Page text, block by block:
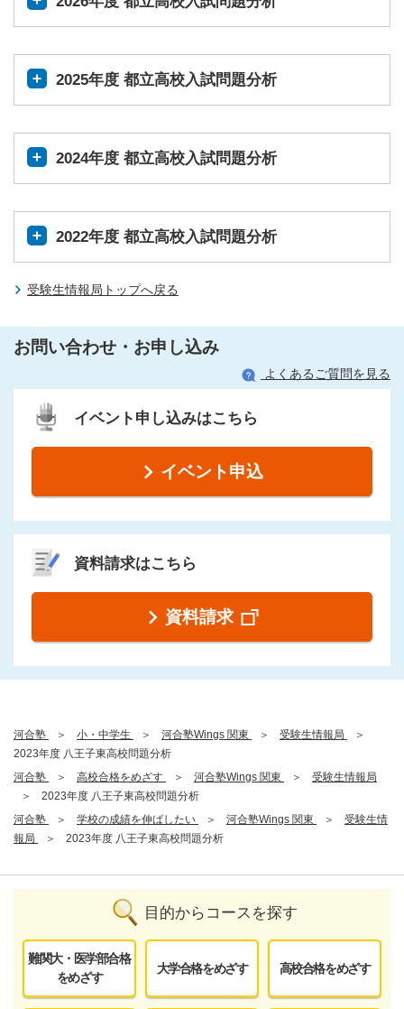
2025年度 都立高校入試問題分析
2024年度 都立高校入試問題分析
2022年度 都立高校入試問題分析
受験生情報局トップへ戻る
お問い合わせ・お申し込み
よくあるご質問を見る
イベント申し込みはこちら
イベント申込
資料請求はこちら
資料請求
河合塾 小・中学生 河合塾Wings 関東
受験生情報局
2023年度 八王子東高校問題分析
河合塾
高校合格をめざす 河合塾Wings 関東
受験生情報局
2023年度 八王子東高校問題分析
河合塾
学校の成績を伸ばしたい 河合塾Wings 関東
受験生情
報局
2023年度 八王子東高校問題分析
目的からコースを探す
難関大・医学部合格
をめざす
大学合格をめざす 高校合格をめざす